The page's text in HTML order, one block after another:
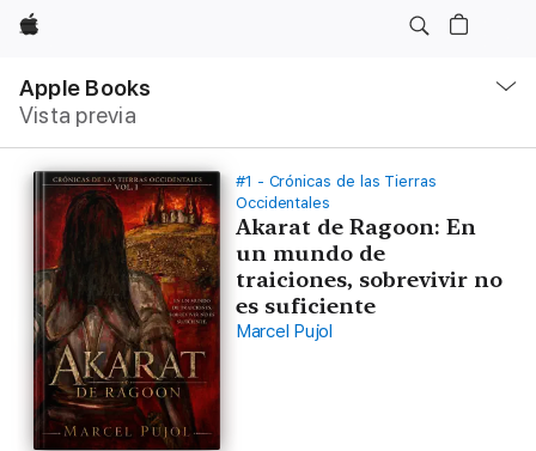
Apple
Apple Books
Vista previa
local
Abrir
#1 - Crónicas de las Tierras
Occidentales
Akarat de Ragoon: En
un mundo de
traiciones, sobrevivir no
es suficiente
Marcel Pujol